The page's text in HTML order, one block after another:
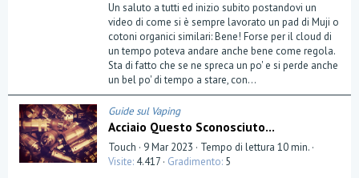
s
e
l
l
a
(
e
)
Un saluto a tutti ed inizio subito postandovi un
video di come si è sempre lavorato un pad di Muji o
cotoni organici similari: Bene! Forse per il cloud di
un tempo poteva andare anche bene come regola.
Sta di fatto che se ne spreca un po' e si perde anche
un bel po' di tempo a stare, con...
Guide sul Vaping
Acciaio Questo Sconosciuto...
Touch 9 Mar 2023
Tempo di lettura 10 min.
Visite 4.417 Gradimento 5